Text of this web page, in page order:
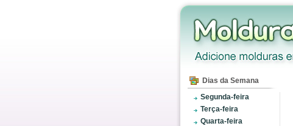
Dias da Semana
Segunda-feira
Terça-feira
Quarta-feira